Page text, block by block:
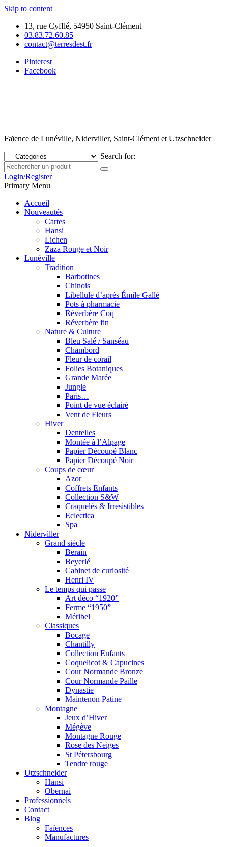
Skip to content
13, rue Cyfflé, 54950 Saint-Clément
03.83.72.60.85
contact@terresdest.fr
Pinterest
Facebook
Faïence de Lunéville, Niderviller, Saint-Clément et Utzschneider
Search for:
Login/Register
Primary Menu
Accueil
Nouveautés
Cartes
Hansi
Lichen
Zaza Rouge et Noir
Lunéville
Tradition
Barbotines
Chinois
Libellule d’après Émile Gallé
Pots à pharmacie
Réverbère Coq
Réverbère fin
Nature & Culture
Bleu Salé / Sanséau
Chambord
Fleur de corail
Folies Botaniques
Grande Marée
Jungle
Paris…
Point de vue éclairé
Vent de Fleurs
Hiver
Dentelles
Montée à l’Alpage
Papier Découpé Blanc
Papier Découpé Noir
Coups de cœur
Azor
Coffrets Enfants
Collection S&W
Craquelés & Irresistibles
Eclectica
Spa
Niderviller
Grand siècle
Berain
Beyerlé
Cabinet de curiosité
Henri IV
Le temps qui passe
Art déco “1920”
Ferme “1950”
Méribel
Classiques
Bocage
Chantilly
Collection Enfants
Coquelicot & Capucines
Cour Normande Bronze
Cour Normande Paille
Dynastie
Maintenon Patine
Montagne
Jeux d’Hiver
Mégève
Montagne Rouge
Rose des Neiges
St Pétersbourg
Tendre rouge
Utzschneider
Hansi
Obernai
Professionnels
Contact
Blog
Faïences
Manufactures